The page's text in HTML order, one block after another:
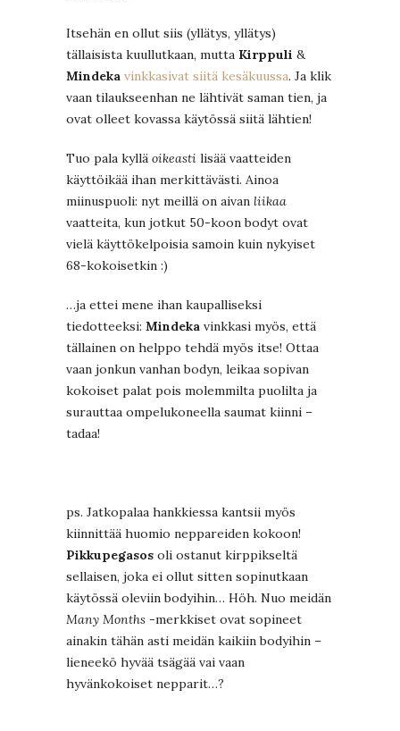
Itsehän en ollut siis (yllätys, yllätys)
tällaisista kuullutkaan, mutta Kirppuli &
Mindeka vinkkasivat siitä kesäkuussa. Ja klik
vaan tilaukseenhan ne lähtivät saman tien, ja
ovat olleet kovassa käytössä siitä lähtien!
Tuo pala kyllä oikeasti lisää vaatteiden
käyttöikää ihan merkittävästi. Ainoa
miinuspuoli: nyt meillä on aivan liikaa
vaatteita, kun jotkut 50-koon bodyt ovat
vielä käyttökelpoisia samoin kuin nykyiset
68-kokoisetkin :)
…ja ettei mene ihan kaupalliseksi
tiedotteeksi: Mindeka vinkkasi myös, että
tällainen on helppo tehdä myös itse! Ottaa
vaan jonkun vanhan bodyn, leikaa sopivan
kokoiset palat pois molemmilta puolilta ja
surauttaa ompelukoneella saumat kiinni –
tadaa!
ps. Jatkopalaa hankkiessa kantsii myös
kiinnittää huomio neppareiden kokoon!
Pikkupegasos oli ostanut kirppikseltä
sellaisen, joka ei ollut sitten sopinutkaan
käytössä oleviin bodyihin… Höh. Nuo meidän
Many Months -merkkiset ovat sopineet
ainakin tähän asti meidän kaikiin bodyihin –
lieneekö hyvää tsägää vai vaan
hyvänkokoiset nepparit…?